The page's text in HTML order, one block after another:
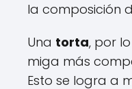
la composición
Una torta, por
miga más
Esto se logra a